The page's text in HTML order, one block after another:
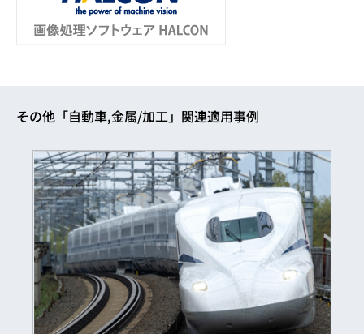
その他「自動車,金属/加工」関連適用事例